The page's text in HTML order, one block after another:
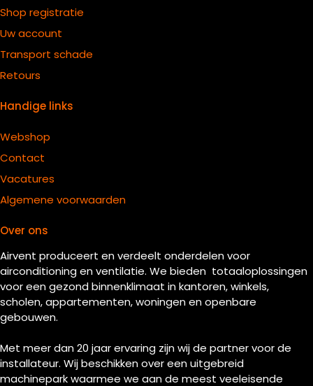
Shop registratie
Uw account
Transport schade
Retours
Handige links
Webshop
Contact
Vacatures
Algemene voorwaarden
Over ons
Airvent produceert en verdeelt onderdelen voor
airconditioning en ventilatie. We bieden totaaloplossingen
voor een gezond binnenklimaat in kantoren, winkels,
scholen, appartementen, woningen en openbare
gebouwen.
Met meer dan 20 jaar ervaring zijn wij de partner voor de
installateur. Wij beschikken over een uitgebreid
machinepark waarmee we aan de meest veeleisende